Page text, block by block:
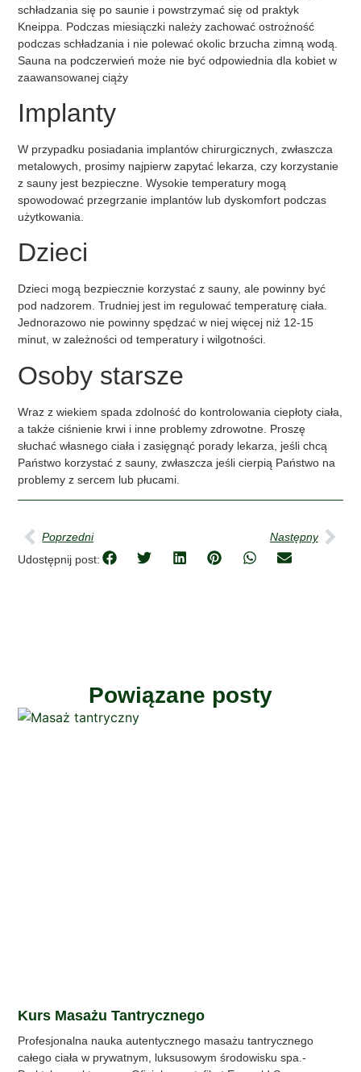
schładzania się po saunie i powstrzymać się od praktyk
Kneippa. Podczas miesiączki należy zachować ostrożność
podczas schładzania i nie polewać okolic brzucha zimną wodą.
Sauna na podczerwień może nie być odpowiednia dla kobiet w
zaawansowanej ciąży
Implanty
W przypadku posiadania implantów chirurgicznych, zwłaszcza
metalowych, prosimy najpierw zapytać lekarza, czy korzystanie
z sauny jest bezpieczne. Wysokie temperatury mogą
spowodować przegrzanie implantów lub dyskomfort podczas
użytkowania.
Dzieci
Dzieci mogą bezpiecznie korzystać z sauny, ale powinny być
pod nadzorem. Trudniej jest im regulować temperaturę ciała.
Jednorazowo nie powinny spędzać w niej więcej niż 12-15
minut, w zależności od temperatury i wilgotności.
Osoby starsze
Wraz z wiekiem spada zdolność do kontrolowania ciepłoty ciała,
a także ciśnienie krwi i inne problemy zdrowotne. Proszę
słuchać własnego ciała i zasięgnąć porady lekarza, jeśli chcą
Państwo korzystać z sauny, zwłaszcza jeśli cierpią Państwo na
problemy z sercem lub płucami.
Poprzedni
Następny
Udostępnij post:
Powiązane posty
Kurs Masażu Tantrycznego
Profesjonalna nauka autentycznego masażu tantrycznego
całego ciała w prywatnym, luksusowym środowisku spa.-